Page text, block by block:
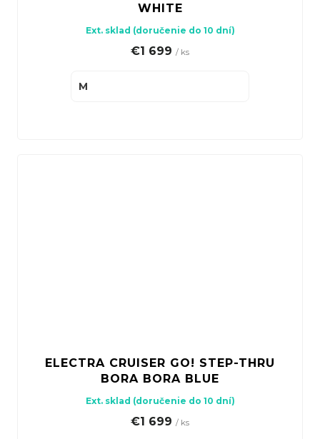
WHITE
Ext. sklad (doručenie do 10 dní)
€1 699 / ks
M
ELECTRA CRUISER GO! STEP-THRU
BORA BORA BLUE
Ext. sklad (doručenie do 10 dní)
€1 699 / ks